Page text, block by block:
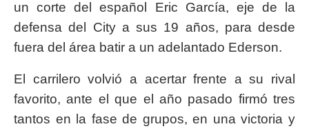
un corte del español Eric García, eje de la
defensa del City a sus 19 años, para desde
fuera del área batir a un adelantado Ederson.
El carrilero volvió a acertar frente a su rival
favorito, ante el que el año pasado firmó tres
tantos en la fase de grupos, en una victoria y